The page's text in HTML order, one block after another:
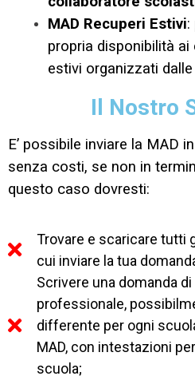
MAD Recuperi Estivi:
propria disponibilità
estivi organizzati
Il Nostro
E’ possibile inviare la MAD
senza costi, se non in
questo caso dovresti:
Trovare e scaricare tutti
cui inviare la tua
Scrivere una domanda
professionale,
differente per ogni
MAD, con intestazioni
scuola;